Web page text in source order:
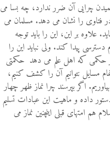
چرایی آن ضرر ندارد، چه بسا می
فتاوی را نشان می دهد. مسلمان می
بر این، این را باید توجه
پیدا کند. ولی نباید این را
حکمی که اهل علم می دهد حکمتی
مسایل نتوانیم آن را کشف کنیم،
اگر بپرسند چرا نماز ظهر چهار
داده و ماهیت این عبادات تسلیم
امتهای قبلی اینچنین نماز می